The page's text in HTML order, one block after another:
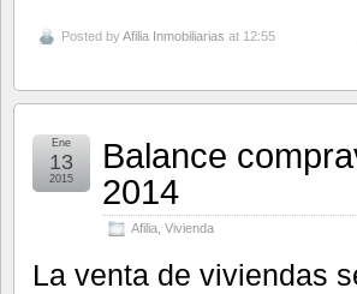
Posted byAfilia Inmobiliarias at 12:55
Balance
2014
Afilia Vivienda
Ene
13
2015
La venta de viviendas